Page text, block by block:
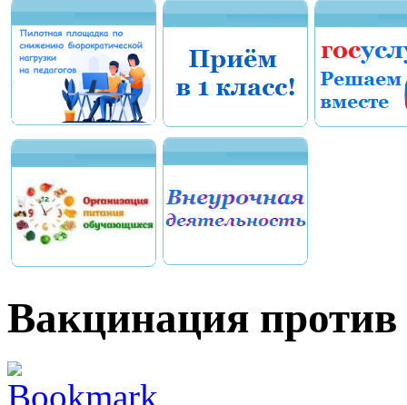
Вакцинация против